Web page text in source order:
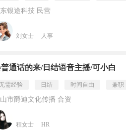
银途科技 民营
刘女士 人事
通话的来/日结语音主播/可小白
需经验 日结 时间自由 兼职
市爵迪文化传播 合资
程女士 HR